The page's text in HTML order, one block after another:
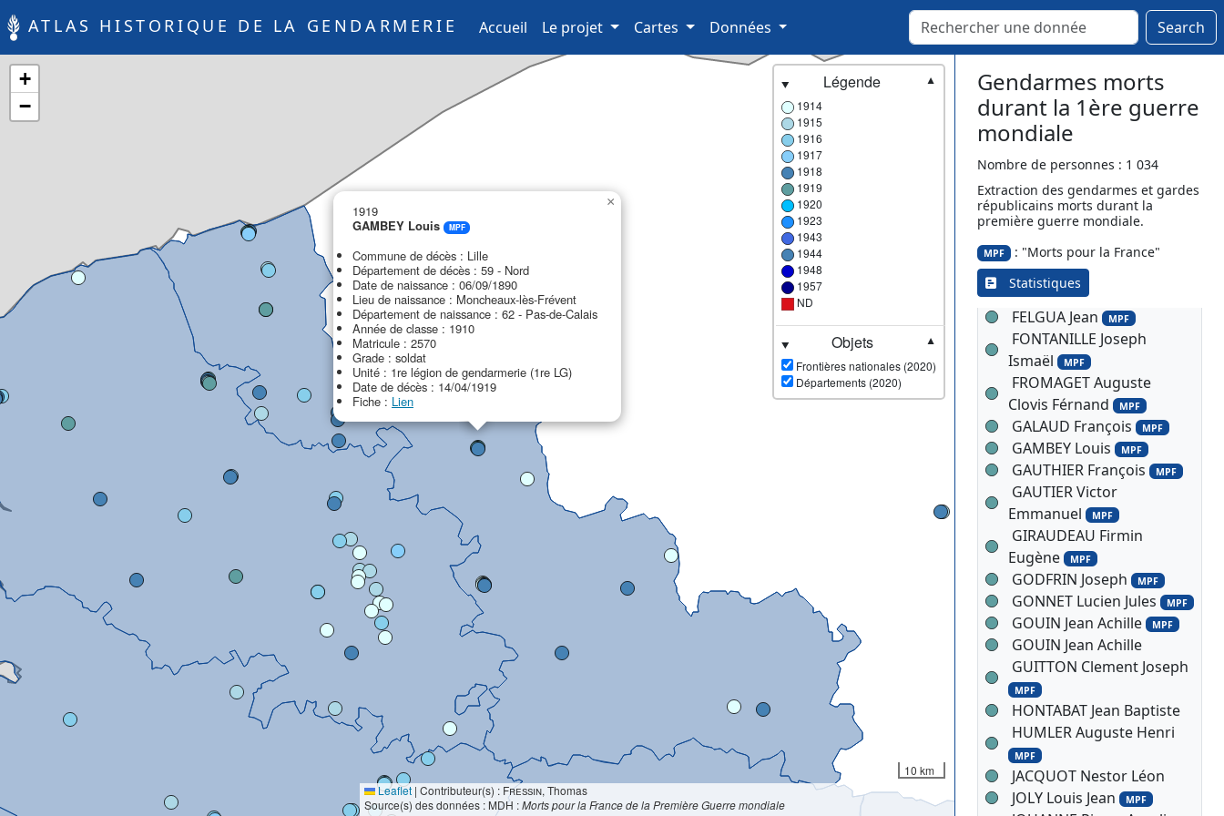
ATLAS HISTORIQUE DE LA GENDARMERIE Accueil (current)
Le projet Cartes Données Search
1919
GAMBEY Louis
MPF
Commune de décès : Lille
Département de décès : 59 - Nord
Date de naissance : 06/09/1890
Lieu de naissance : Moncheaux-lès-Frévent
Département de naissance : 62 - Pas-de-Calais
Année de classe : 1910
Matricule : 2570
Grade : soldat
Unité : 1re légion de gendarmerie (1re LG)
Date de décès : 14/04/1919
Fiche : Lien
×
+
−
Légende
▼
1914
1915
1916
1917
1918
1919
1920
1923
1943
1944
1948
1957
ND
Objets
▼
Frontières nationales (2020)
Départements (2020)
10 km
Leaflet | Contributeur(s) : Fressin, Thomas
Source(s) des données : MDH :Morts pour la France de la Première Guerre mondiale
Gendarmes morts
durant la 1ère guerre
mondiale
Nombre de personnes : 1 034
Extraction des gendarmes et gardes
républicains morts durant la
première guerre mondiale.
MPF : "Morts pour la France"
Statistiques
Edouard Emile MPF
DELORD Bertrand MPF
DEMUR Louis
DIOGON André MPF
DOUCE Jean François
DUFLOS Léon Adrien
DUMAS André Jean Emile
MPF
DUMAS Antoine Marius
ESPINASSE Lucien Marius
FARGE Charles Maurice
MPF
FELGUA Jean MPF
FONTANILLE Joseph
Ismaël MPF
FROMAGET Auguste
Clovis Férnand MPF
GALAUD François MPF
GAMBEY Louis MPF
GAUTHIER François MPF
GAUTIER Victor
Emmanuel MPF
GIRAUDEAU Firmin
Eugène MPF
GODFRIN Joseph MPF
GONNET Lucien Jules MPF
GOUIN Jean Achille MPF
GOUIN Jean Achille
GUITTON Clement Joseph
MPF
HONTABAT Jean Baptiste
HUMLER Auguste Henri
MPF
JACQUOT Nestor Léon
JOLY Louis Jean MPF